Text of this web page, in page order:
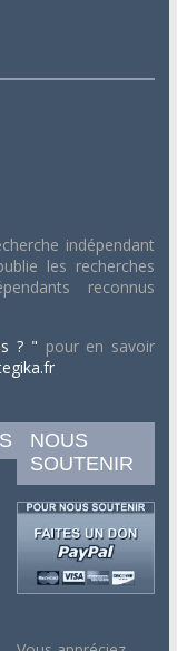
indépendant
les recherches
reconnus
? " pour en savoir
NOUS
SOUTENIR